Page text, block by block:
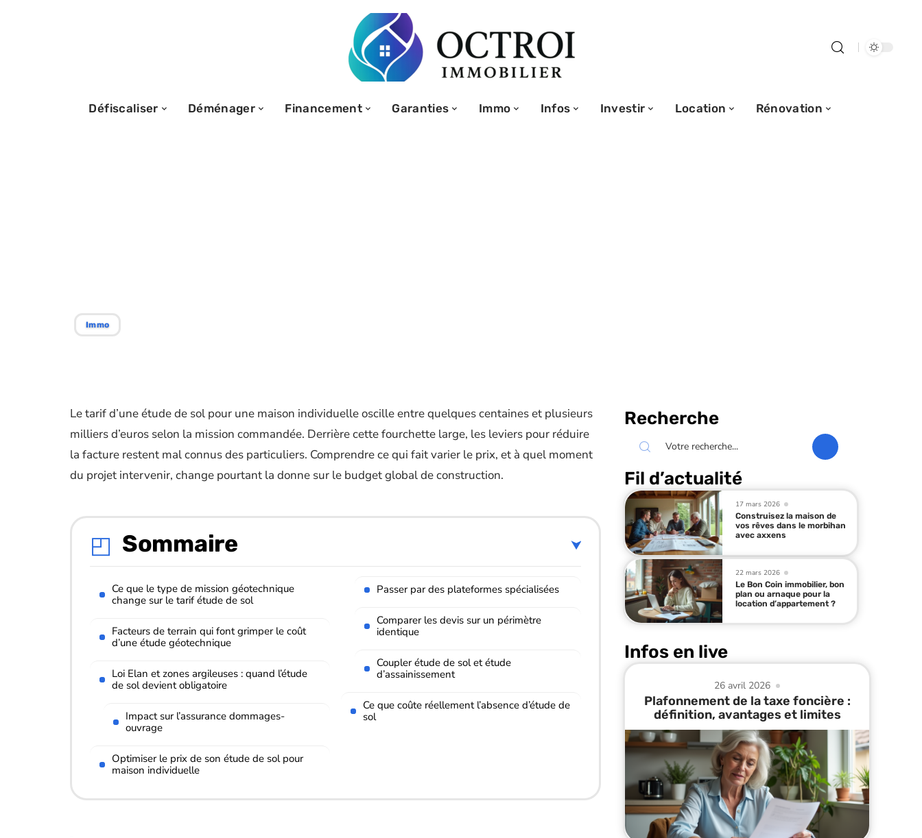
Défiscaliser Déménager Financement Garanties Immo Infos Investir Location Rénovation
Immo
Le tarif d’une étude de sol pour une maison individuelle oscille entre quelques centaines et plusieurs
milliers d’euros selon la mission commandée. Derrière cette fourchette large, les leviers pour réduire
la facture restent mal connus des particuliers. Comprendre ce qui fait varier le prix, et à quel moment
du projet intervenir, change pourtant la donne sur le budget global de construction.
Sommaire
Ce que le type de mission géotechnique
change sur le tarif étude de sol
Facteurs de terrain qui font grimper le coût
d’une étude géotechnique
Loi Elan et zones argileuses : quand l’étude
de sol devient obligatoire
Impact sur l’assurance dommages-
ouvrage
Optimiser le prix de son étude de sol pour
maison individuelle
Passer par des plateformes spécialisées
Comparer les devis sur un périmètre
identique
Coupler étude de sol et étude
d’assainissement
Ce que coûte réellement l’absence d’étude de
sol
Recherche
Fil d’actualité
17 mars 2026
Construisez la maison de
vos rêves dans le morbihan
avec axxens
22 mars 2026
Le Bon Coin immobilier, bon
plan ou arnaque pour la
location d’appartement ?
Infos en live
26 avril 2026
Plafonnement de la taxe foncière :
définition, avantages et limites